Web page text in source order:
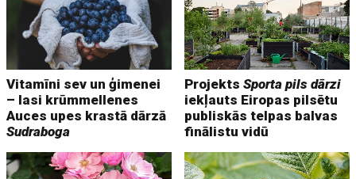
Vitamīni sev un ģimenei
– lasi krūmmellenes
Auces upes krastā dārzā
Sudraboga
ProjektsSporta pils dārzi
iekļauts Eiropas pilsētu
publiskās telpas balvas
finālistu vidū